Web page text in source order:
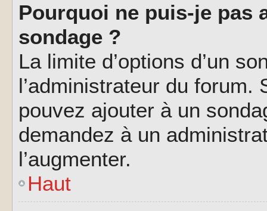
Pourquoi ne puis-je pas
sondage ?
La limite d’options d’un
l’administrateur du forum.
pouvez ajouter à un
demandez à un
l’augmenter.
Haut